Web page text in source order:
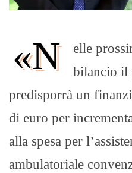
«N
elle
bilancio il
predisporrà un
di euro per
alla spesa per
ambulatoriale